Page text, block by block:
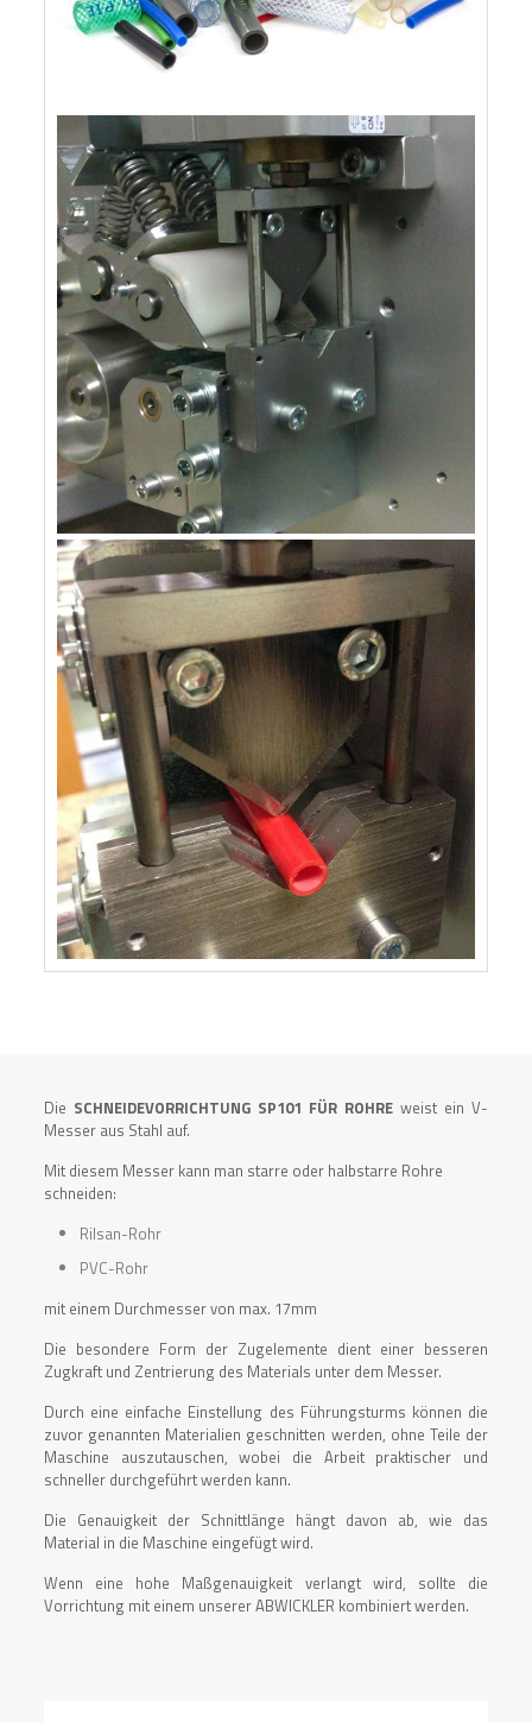
Die SCHNEIDEVORRICHTUNG SP101 FÜR ROHRE weist ein V-
Messer aus Stahl auf.
Mit diesem Messer kann man starre oder halbstarre Rohre
schneiden:
Rilsan-Rohr
PVC-Rohr
mit einem Durchmesser von max. 17mm
Die besondere Form der Zugelemente dient einer besseren
Zugkraft und Zentrierung des Materials unter dem Messer.
Durch eine einfache Einstellung des Führungsturms können die
zuvor genannten Materialien geschnitten werden, ohne Teile der
Maschine auszutauschen, wobei die Arbeit praktischer und
schneller durchgeführt werden kann.
Die Genauigkeit der Schnittlänge hängt davon ab, wie das
Material in die Maschine eingefügt wird.
Wenn eine hohe Maßgenauigkeit verlangt wird, sollte die
Vorrichtung mit einem unserer ABWICKLER kombiniert werden.